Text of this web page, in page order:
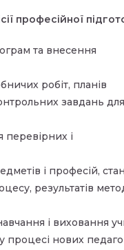
професійної
та внесення
робіт, планів
завдань для
перевірних і
і професій,
результатів
і виховання
процесі нових